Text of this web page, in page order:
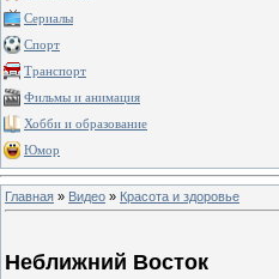
Сериалы
Спорт
Транспорт
Фильмы и анимация
Хобби и образование
Юмор
Главная » Видео » Красота и здоровье
Неближний Восток